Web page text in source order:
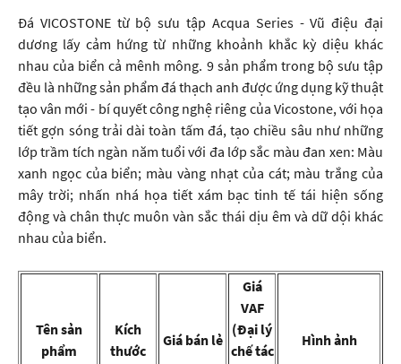
Đá VICOSTONE từ bộ sưu tập Acqua Series - Vũ điệu đại
dương lấy cảm hứng từ những khoảnh khắc kỳ diệu khác
nhau của biển cả mênh mông. 9 sản phẩm trong bộ sưu tập
đều là những sản phẩm đá thạch anh được ứng dụng kỹ thuật
tạo vân mới - bí quyết công nghệ riêng của Vicostone, với họa
tiết gợn sóng trải dài toàn tấm đá, tạo chiều sâu như những
lớp trầm tích ngàn năm tuổi với đa lớp sắc màu đan xen: Màu
xanh ngọc của biển; màu vàng nhạt của cát; màu trắng của
mây trời; nhấn nhá họa tiết xám bạc tinh tế tái hiện sống
động và chân thực muôn vàn sắc thái dịu êm và dữ dội khác
nhau của biển.
Tên sản
phẩm
Kích
thước
Giá bán lẻ
Giá
VAF
(Đại lý
chế tác
Hình ảnh